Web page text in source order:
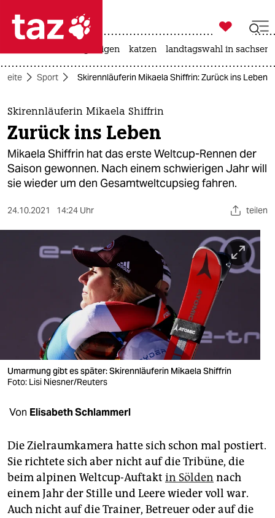
 taz zahl ich
taz zahl ich
themen
politik
öko
wahrheit
verlag
verlag
veranstaltungen
fragen & hilfe
unterstützen
abo

taz zahl ich
bergsteigen katzen landtagswahl in
Sport Skirennläuferin Mikaela Shiffrin: Zurück ins Leben
Skirennläuferin Mikaela Shiffrin
Zurück ins Leben
Mikaela Shiffrin hat das erste Weltcup-Rennen der
Saison gewonnen. Nach einem schwierigen Jahr will
sie wieder um den Gesamtweltcupsieg fahren.
24.10.2021 14:24 Uhr teilen
Umarmung gibt es später: Skirennläuferin Mikaela Shiffrin
Foto: Lisi Niesner/Reuters
Von Elisabeth Schlammerl
Die Zielraumkamera hatte sich schon mal postiert.
Sie richtete sich aber nicht auf die Tribüne, die
beim alpinen Weltcup-Auftakt in Sölden nach
einem Jahr der Stille und Leere wieder voll war.
Auch nicht auf die Trainer, Betreuer oder auf die